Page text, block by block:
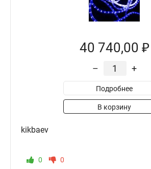
40 740,00 ₽
– +
Подробнее
В корзину
kikbaev
0 0